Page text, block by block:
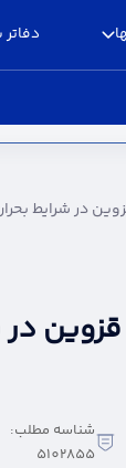
در شرایط
در
شناسه مطلب:
5102855